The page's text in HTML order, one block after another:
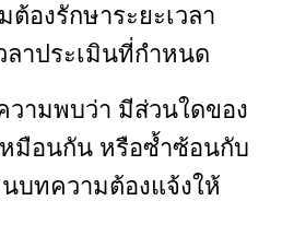
องรักษาระยะเวลา
ลาประเมินที่กำหนด
วามพบว่า มีส่วนใดของ
มือนกัน หรือซ้ำซ้อนกับ
บทความต้องแจ้งให้